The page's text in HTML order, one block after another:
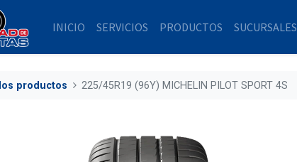
INICIO SERVICIOS PRODUCTOS SUCURSALES
productos 225/45R19 (96Y) MICHELIN PILOT SPORT 4S